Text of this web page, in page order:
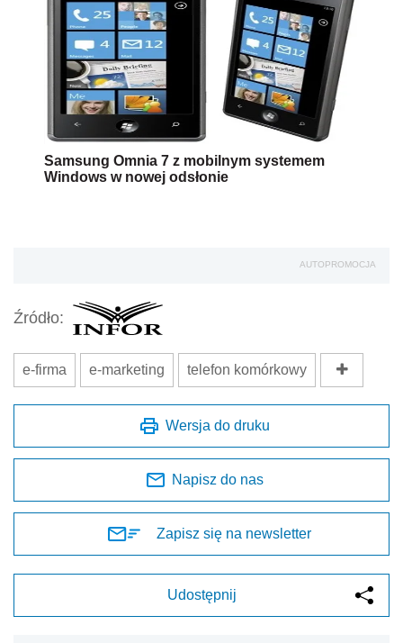
Samsung Omnia 7 z mobilnym systemem
Windows w nowej odsłonie
AUTOPROMOCJA
Źródło:
e-firma e-marketing telefon komórkowy
Wersja do druku
Napisz do nas
Zapisz się na newsletter
Udostępnij